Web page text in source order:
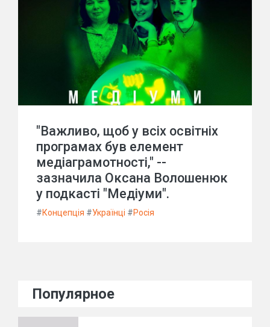
"Важливо, щоб у всіх освітніх
програмах був елемент
медіаграмотності," --
зазначила Оксана Волошенюк
у подкасті "Медіуми".
#Концепція #Українці #Росія
Популярное